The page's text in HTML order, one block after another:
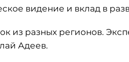
видение и вклад в
из разных регионов.
Адеев.